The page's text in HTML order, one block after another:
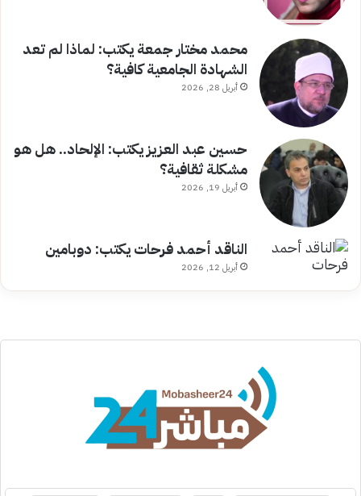
محمد مختار جمعة يكتب: لماذا لم تعد
الشهادة الجامعية كافية؟
أبريل 28, 2026
حسين عبد العزيز يكتب: الإلحاد.. هل هو
مشكلة ثقافية؟
أبريل 19, 2026
الناقد أحمد فرحات يكتب: دوبامين
أبريل 12, 2026